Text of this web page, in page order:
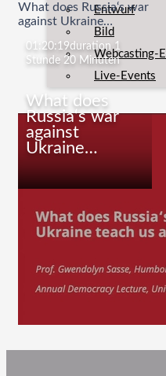
Entwurf
Bild
Webcasting-
Live-Events
What does Russia‘s war
against Ukraine…
01:20:19duration 1
Stunde 20 Minuten
What does
Russia‘s war
against
Ukraine…